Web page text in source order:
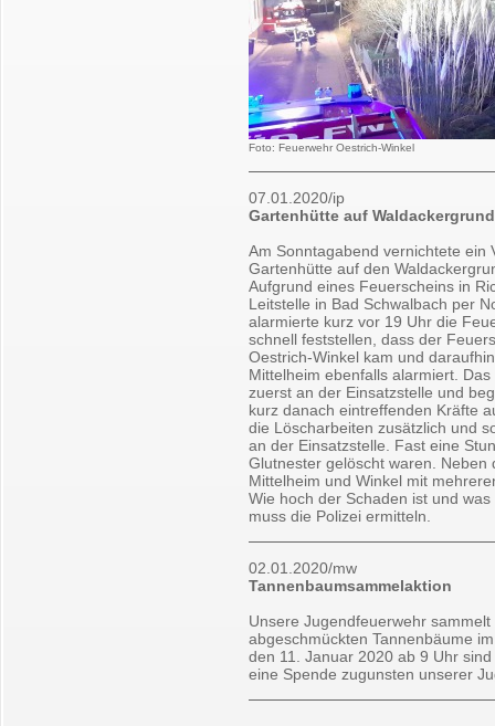
Foto: Feuerwehr Oestrich-Winkel
07.01.2020/ip
Gartenhütte auf
Am Sonntagabend vernichtete ein
Gartenhütte auf den
Aufgrund eines Feuerscheins in
Leitstelle in Bad Schwalbach per
alarmierte kurz vor 19 Uhr die
schnell feststellen, dass der
Oestrich-Winkel kam und
Mittelheim ebenfalls alarmiert.
zuerst an der Einsatzstelle und
kurz danach eintreffenden Kräfte
die Löscharbeiten zusätzlich und
an der Einsatzstelle. Fast eine
Glutnester gelöscht waren.
Mittelheim und Winkel mit
Wie hoch der Schaden ist und
muss die Polizei ermitteln.
02.01.2020/mw
Tannenbaumsammelaktion
Unsere Jugendfeuerwehr
abgeschmückten Tannenbäume
den 11. Januar 2020 ab 9 Uhr
eine Spende zugunsten unserer